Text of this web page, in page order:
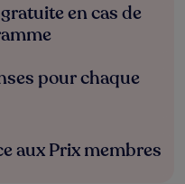
en cas de
pour chaque
aux Prix membres